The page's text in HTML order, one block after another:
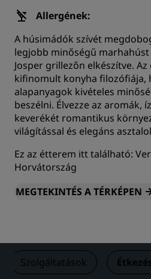
Allergének:
A húsimádók szívét
legjobb minőségű
Josper grillezőn elkészítve.
kifinomult konyha filozófiája,
alapanyagok kivételes
beszélni. Élvezze az aromák,
keverékét romantikus
világítással és elegáns
Ez az étterem itt található:
Horvátország
MEGTEKINTÉS A TÉRKÉPEN
Szolgáltatások